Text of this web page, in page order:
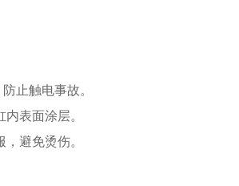
止触电事故。
表面涂层。
避免烫伤。